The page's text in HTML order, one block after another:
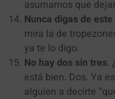
asumamos que
Nunca digas de
mira la de
ya te lo digo.
No hay dos sin tres.
está bien. Dos. Ya
alguien a decirte